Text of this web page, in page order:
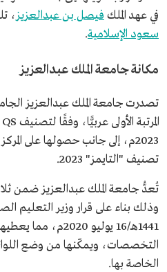
في عهد الملك فيصل بن عبدالعزيز،
سعود الإسلامية.
مكانة جامعة الملك عبدالعزيز
تصدرت جامعة الملك عبدالعزيز
تصنيف "التايمز" 2023.
تُعدُّ جامعة الملك عبدالعزيز ضمن
1441هـ/16 يوليو
التخصصات، ويمكّنها من وضع اللوائح
الخاصة بها.